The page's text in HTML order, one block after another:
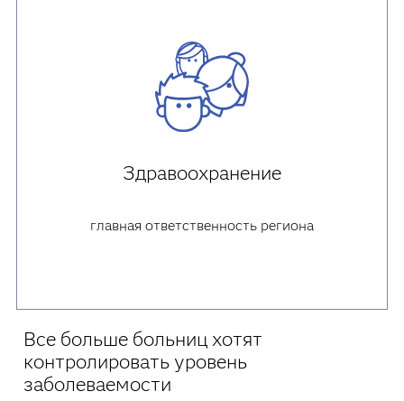
Здравоохранение
главная ответственность региона
Все больше больниц хотят
контролировать уровень
заболеваемости